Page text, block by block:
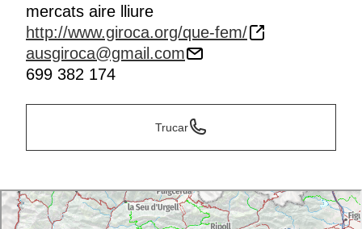
mercats aire lliure
http://www.giroca.org/que-fem/
ausgiroca@gmail.com
699 382 174
Trucar